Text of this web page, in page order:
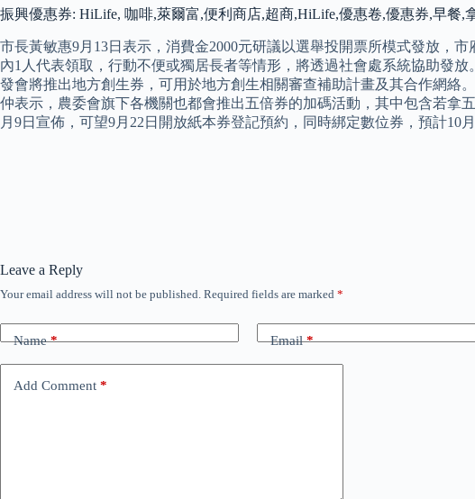
振興優惠券: HiLife, 咖啡,萊爾富,便利商店,超商,HiLife,優惠卷,優惠券,早餐
市長黃敏惠9月13日表示，消費金2000元研議以選舉投開票所模式發放，
內1人代表領取，行動不便或獨居長者等情形，將透過社會處系統協助發
發會將推出地方創生券，可用於地方創生相關審查補助計畫及其合作網絡
仲表示，農委會旗下各機關也都會推出五倍券的加碼活動，其中包含若拿
月9日宣佈，可望9月22日開放紙本券登記預約，同時綁定數位券，預計10
Leave a Reply
Your email address will not be published. Required fields are marked *
Name* Email*
Add Comment *